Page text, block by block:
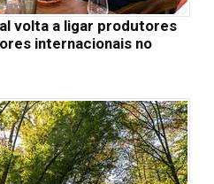
volta a ligar produtores
internacionais no